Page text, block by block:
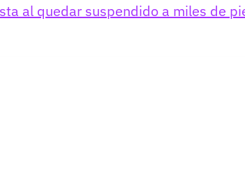
al quedar suspendido a miles de